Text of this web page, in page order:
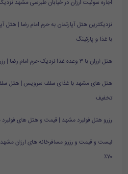
اجاره سوئیت ارزان در خیابان طبرسی مشهد نزدیک حرم | تا
نزدیکترین هتل آپارتمان به حرم امام رضا |
با غذا و پارکینگ
هتل ارزان با ۳ وعده غذا نزدیک حرم امام رضا | رزرو هتل ارزان مشهد+50%
تخفیف
رزرو هتل فولبرد مشهد | قیمت و هتل های فولبرد مشهد
لیست و قیمت و رزرو مسافرخانه های ارزان
۷۰٪